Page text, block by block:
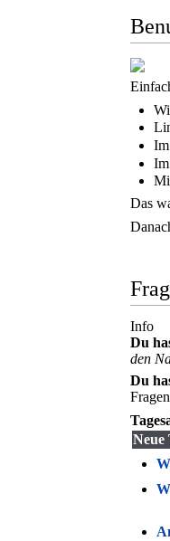
Das
Info
Du
den
Du
Neue